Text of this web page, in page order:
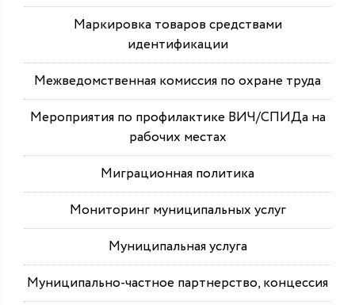
Маркировка товаров средствами
идентификации
Межведомственная комиссия по охране труда
Мероприятия по профилактике ВИЧ/СПИДа на
рабочих местах
Миграционная политика
Мониторинг муниципальных услуг
Муниципальная услуга
Муниципально-частное партнерство, концессия